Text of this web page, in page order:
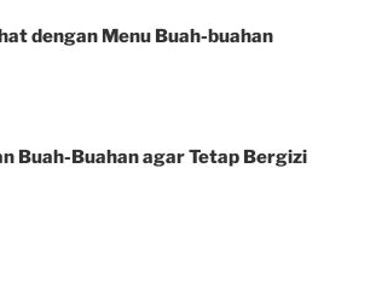
dengan Menu Buah-buahan
Buah-Buahan agar Tetap Bergizi